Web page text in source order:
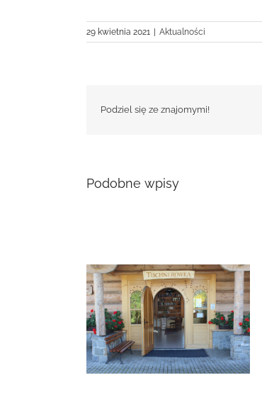
29 kwietnia 2021 Aktualności
Podziel się ze znajomymi!
Podobne wpisy
Zmarła Genowefa Sikora